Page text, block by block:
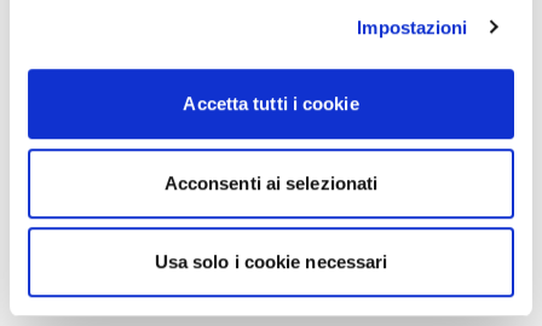
Impostazioni
Accetta tutti i cookie
Acconsenti ai selezionati
Usa solo i cookie necessari